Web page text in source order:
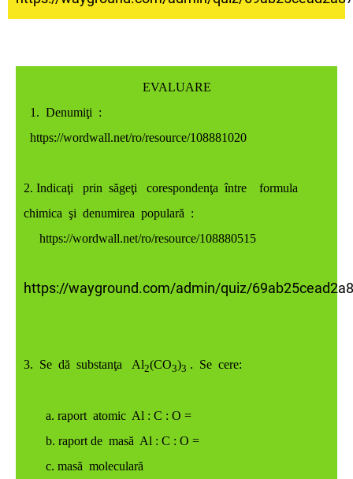
EVALUARE
1. Denumiţi :
https://wordwall.net/ro/resource/108881020
2. Indicaţi prin săgeţi corespondenţa între formula
chimica şi denumirea populară :
https://wordwall.net/ro/resource/108880515
https://wayground.com/admin/quiz/
3. Se dă substanţa Al2(CO3)3 . Se cere:
a. raport atomic Al : C : O =
b. raport de masă Al : C : O =
c. masă moleculară